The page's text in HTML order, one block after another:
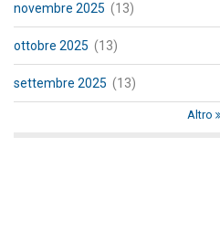
novembre 2025 (13)
ottobre 2025 (13)
settembre 2025 (13)
Altro